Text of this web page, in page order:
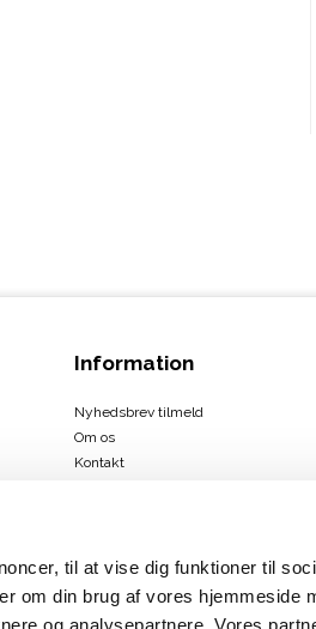
til at vise dig funktioner til
om din brug af vores hjemmeside
Information
Nyhedsbrev tilmeld
Om os
Kontakt